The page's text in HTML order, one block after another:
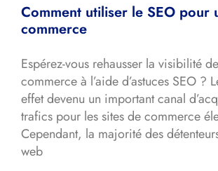
Comment utiliser le SEO pour
commerce
Espérez-vous rehausser la visibilité
commerce à l’aide d’astuces SEO ?
effet devenu un important canal
trafics pour les sites de commerce
Cependant, la majorité des
web